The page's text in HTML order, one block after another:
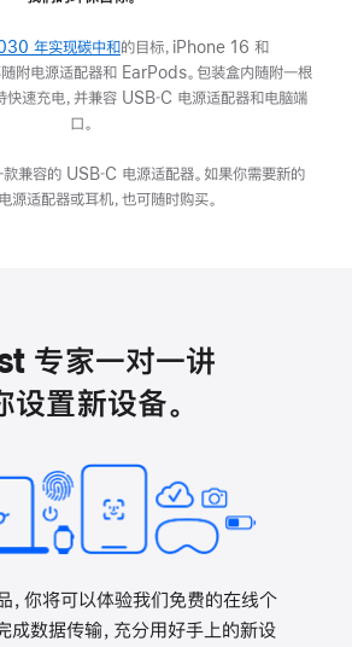
年实现碳中和的目标，iPhone 16 和
电源适配器和 EarPods。包装盒内随附一根
快速充电，并兼容 USB‑C 电源适配器和电脑端
口。
兼容的 USB‑C 电源适配器。如果你需要新的
适配器或耳机，也可随时购买。
专家一对一讲
设置新设备。
你将可以体验我们免费的在线个
成数据传输，充分用好手上的新设